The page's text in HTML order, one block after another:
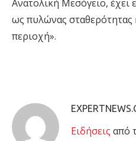
Ανατολική Μεσόγειο, έχει
ως πυλώνας σταθερότητας
περιοχή».
Eιδήσεις από